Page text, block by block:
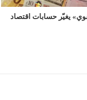
يغيّر حسابات اقتصاد